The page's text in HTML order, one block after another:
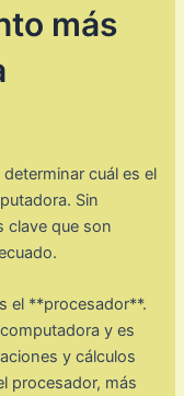
más
cuál es el
Sin
clave que son
el **procesador**.
y es
y cálculos
procesador, más